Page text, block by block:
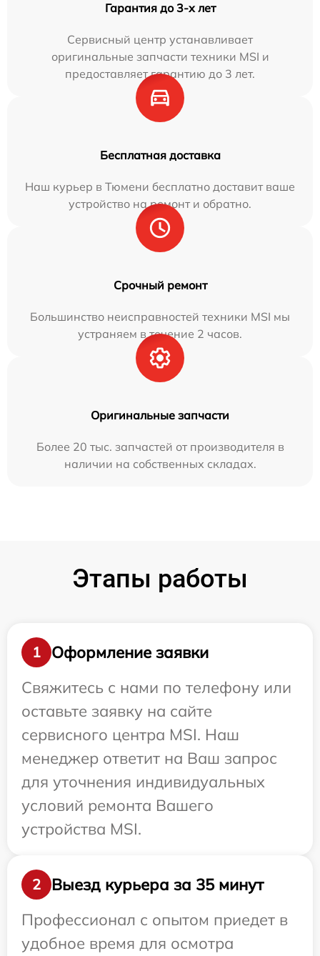
Гарантия до 3-х лет
Сервисный центр устанавливает
оригинальные запчасти техники MSI и
предоставляет гарантию до 3 лет.
Бесплатная доставка
Наш курьер в Тюмени бесплатно доставит ваше
устройство на ремонт и обратно.
Срочный ремонт
Большинство неисправностей техники MSI мы
устраняем в течение 2 часов.
Оригинальные запчасти
Более 20 тыс. запчастей от производителя в
наличии на собственных складах.
Этапы работы
1
Оформление заявки
Свяжитесь с нами по телефону или
оставьте заявку на сайте
сервисного центра MSI. Наш
менеджер ответит на Ваш запрос
для уточнения индивидуальных
условий ремонта Вашего
устройства MSI.
2
Выезд курьера за 35 минут
Профессионал с опытом приедет в
удобное время для осмотра